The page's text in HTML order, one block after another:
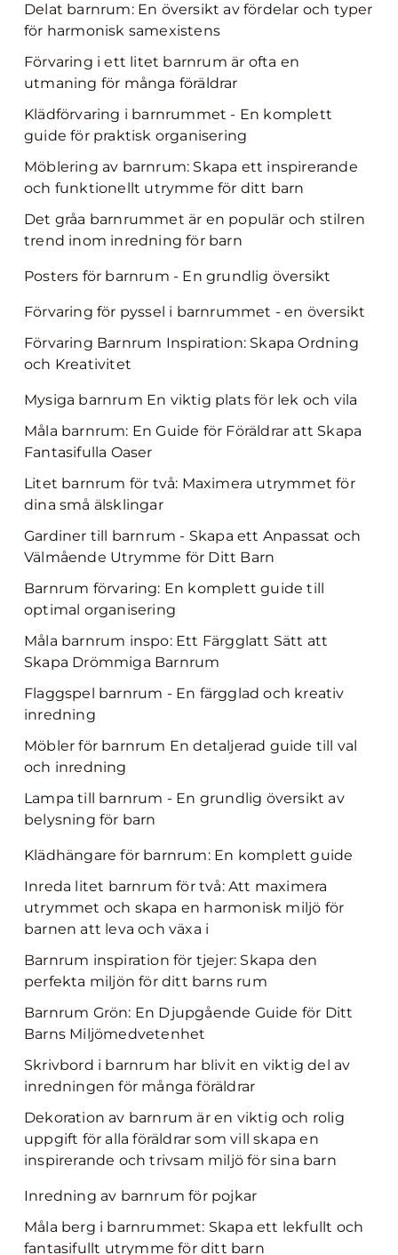
Delat barnrum: En översikt av fördelar och typer
för harmonisk samexistens
Förvaring i ett litet barnrum är ofta en
utmaning för många föräldrar
Klädförvaring i barnrummet - En komplett
guide för praktisk organisering
Möblering av barnrum: Skapa ett inspirerande
och funktionellt utrymme för ditt barn
Det gråa barnrummet är en populär och stilren
trend inom inredning för barn
Posters för barnrum - En grundlig översikt
Förvaring för pyssel i barnrummet - en översikt
Förvaring Barnrum Inspiration: Skapa Ordning
och Kreativitet
Mysiga barnrum En viktig plats för lek och vila
Måla barnrum: En Guide för Föräldrar att Skapa
Fantasifulla Oaser
Litet barnrum för två: Maximera utrymmet för
dina små älsklingar
Gardiner till barnrum - Skapa ett Anpassat och
Välmående Utrymme för Ditt Barn
Barnrum förvaring: En komplett guide till
optimal organisering
Måla barnrum inspo: Ett Färgglatt Sätt att
Skapa Drömmiga Barnrum
Flaggspel barnrum - En färgglad och kreativ
inredning
Möbler för barnrum En detaljerad guide till val
och inredning
Lampa till barnrum - En grundlig översikt av
belysning för barn
Klädhängare för barnrum: En komplett guide
Inreda litet barnrum för två: Att maximera
utrymmet och skapa en harmonisk miljö för
barnen att leva och växa i
Barnrum inspiration för tjejer: Skapa den
perfekta miljön för ditt barns rum
Barnrum Grön: En Djupgående Guide för Ditt
Barns Miljömedvetenhet
Skrivbord i barnrum har blivit en viktig del av
inredningen för många föräldrar
Dekoration av barnrum är en viktig och rolig
uppgift för alla föräldrar som vill skapa en
inspirerande och trivsam miljö för sina barn
Inredning av barnrum för pojkar
Måla berg i barnrummet: Skapa ett lekfullt och
fantasifullt utrymme för ditt barn